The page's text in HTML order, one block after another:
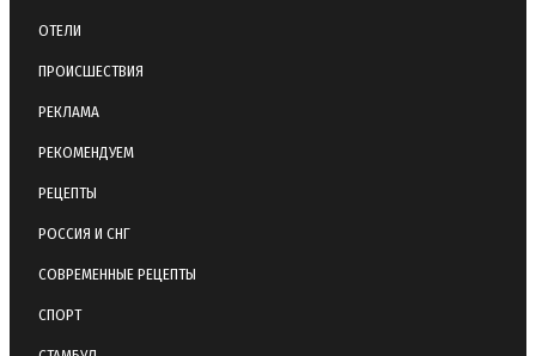
ОТЕЛИ
ПРОИСШЕСТВИЯ
РЕКЛАМА
РЕКОМЕНДУЕМ
РЕЦЕПТЫ
РОССИЯ И СНГ
СОВРЕМЕННЫЕ РЕЦЕПТЫ
СПОРТ